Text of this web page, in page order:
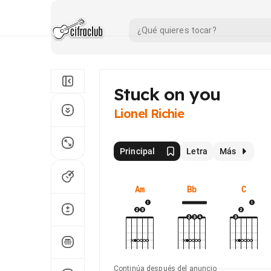
Stuck on you
Lionel Richie
Principal Letra Más
Am Bb C
Continúa después del anuncio